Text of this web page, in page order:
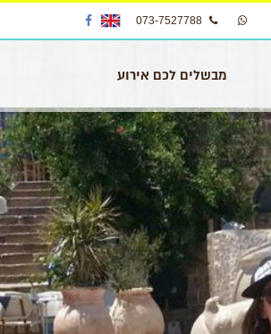
073-7527788
מבשלים לכם אירוע